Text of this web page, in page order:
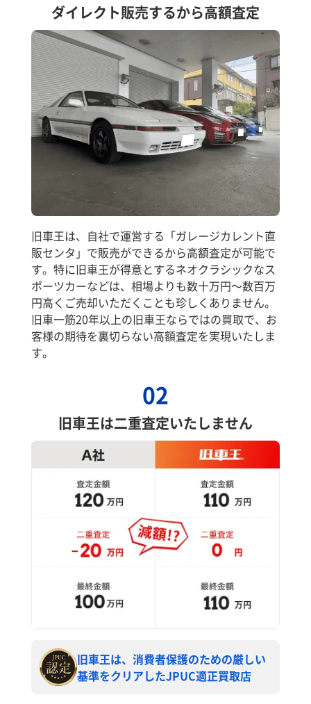
ダイレクト販売するから高額査定
旧車王は、自社で運営する「ガレージカレント直
販センタ」で販売ができるから高額査定が可能で
す。特に旧車王が得意とするネオクラシックなス
ポーツカーなどは、相場よりも数十万円～数百万
円高くご売却いただくことも珍しくありません。
旧車一筋20年以上の旧車王ならではの買取で、お
客様の期待を裏切らない高額査定を実現いたしま
す。
02
旧車王は二重査定いたしません
旧車王は、消費者保護のための厳しい
基準をクリアしたJPUC適正買取店